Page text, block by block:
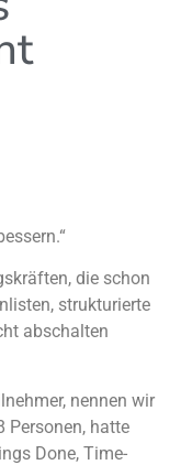
die schon
strukturierte
abschalten
nennen wir
Personen, hatte
Done, Time-